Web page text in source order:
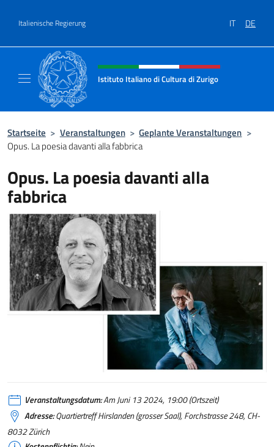
Italienische Regierung IT DE
Header-Site, Social und Menü
Istituto Italiano di Cultura di Zurigo
Startseite > Veranstaltungen > Geplante Veranstaltungen >
Opus. La poesia davanti alla fabbrica
Opus. La poesia davanti alla
fabbrica
Veranstaltungsdatum:Am Juni 13 2024, 19:00 (Ortszeit)
Adresse:Quartiertreff Hirslanden (grosser Saal), Forchstrasse 248, CH-
8032 Zürich